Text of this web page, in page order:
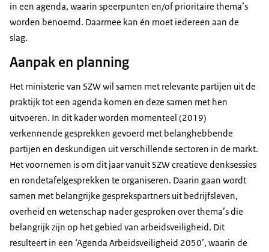
in een agenda, waarin speerpunten en/of prioritaire thema’s
worden benoemd. Daarmee kan én moet iedereen aan de
slag.
Aanpak en planning
Het ministerie van SZW wil samen met relevante partijen uit de
praktijk tot een agenda komen en deze samen met hen
uitvoeren. In dit kader worden momenteel (2019)
verkennende gesprekken gevoerd met belanghebbende
partijen en deskundigen uit verschillende sectoren in de markt.
Het voornemen is om dit jaar vanuit SZW creatieve denksessies
en rondetafelgesprekken te organiseren. Daarin gaan wordt
samen met belangrijke gesprekspartners uit bedrijfsleven,
overheid en wetenschap nader gesproken over thema’s die
belangrijk zijn op het gebied van arbeidsveiligheid. Dit
resulteert in een ‘Agenda Arbeidsveiligheid 2050’, waarin de